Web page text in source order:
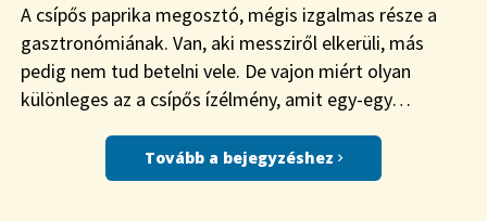
A csípős paprika megosztó, mégis izgalmas része a
gasztronómiának. Van, aki messziről elkerüli, más
pedig nem tud betelni vele. De vajon miért olyan
különleges az a csípős ízélmény, amit egy-egy…
Tovább a bejegyzéshez